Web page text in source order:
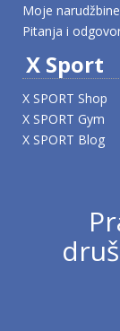
Moje narudžbine
Pitanja i
X Sport
X SPORT Shop
X SPORT Gym
X SPORT Blog